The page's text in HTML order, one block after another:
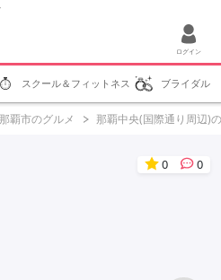
ログイン
スクール＆フィットネス ブライダル
那覇市のグルメ 那覇中央(国際通り周辺)
0 0